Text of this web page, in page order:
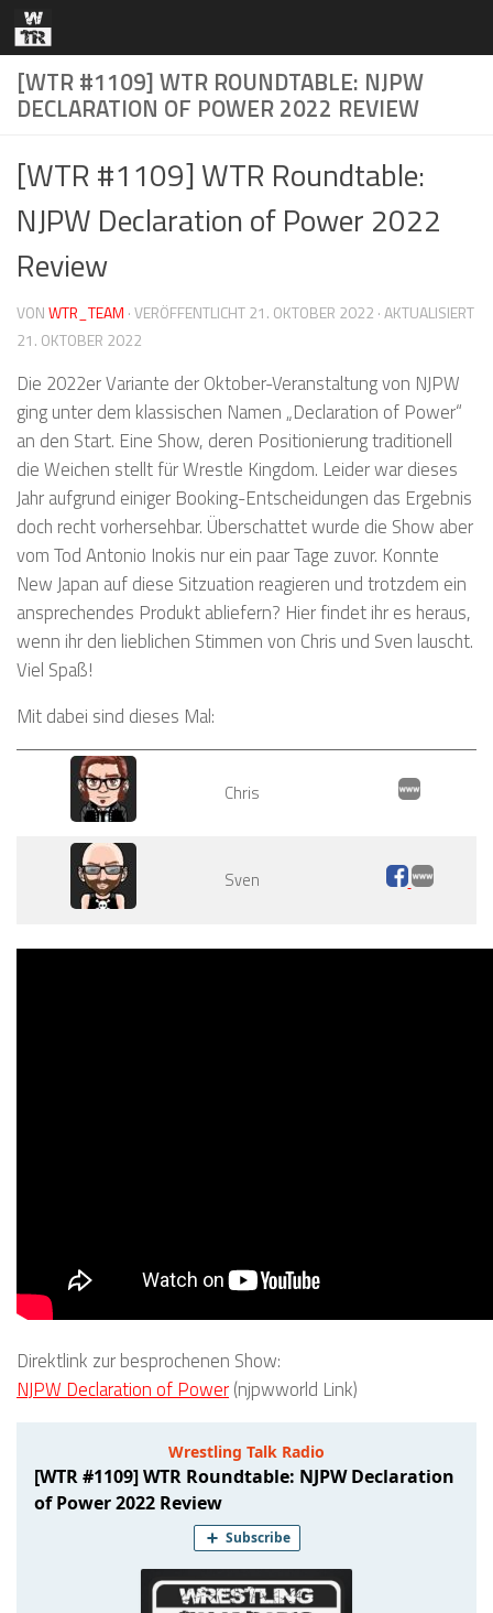
Zum Inhalt springen
[WTR #1109] WTR ROUNDTABLE: NJPW
DECLARATION OF POWER 2022 REVIEW
[WTR #1109] WTR Roundtable:
NJPW Declaration of Power 2022
Review
VONWTR_TEAM · VERÖFFENTLICHT21. OKTOBER 2022 · AKTUALISIERT
21. OKTOBER 2022
Die 2022er Variante der Oktober-Veranstaltung von NJPW
ging unter dem klassischen Namen „Declaration of Power“
an den Start. Eine Show, deren Positionierung traditionell
die Weichen stellt für Wrestle Kingdom. Leider war dieses
Jahr aufgrund einiger Booking-Entscheidungen das Ergebnis
doch recht vorhersehbar. Überschattet wurde die Show aber
vom Tod Antonio Inokis nur ein paar Tage zuvor. Konnte
New Japan auf diese Sitzuation reagieren und trotzdem ein
ansprechendes Produkt abliefern? Hier findet ihr es heraus,
wenn ihr den lieblichen Stimmen von Chris und Sven lauscht.
Viel Spaß!
Mit dabei sind dieses Mal:
Chris
Sven
Direktlink zur besprochenen Show:
NJPW Declaration of Power (njpwworld Link)